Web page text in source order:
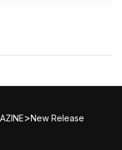
>New Release